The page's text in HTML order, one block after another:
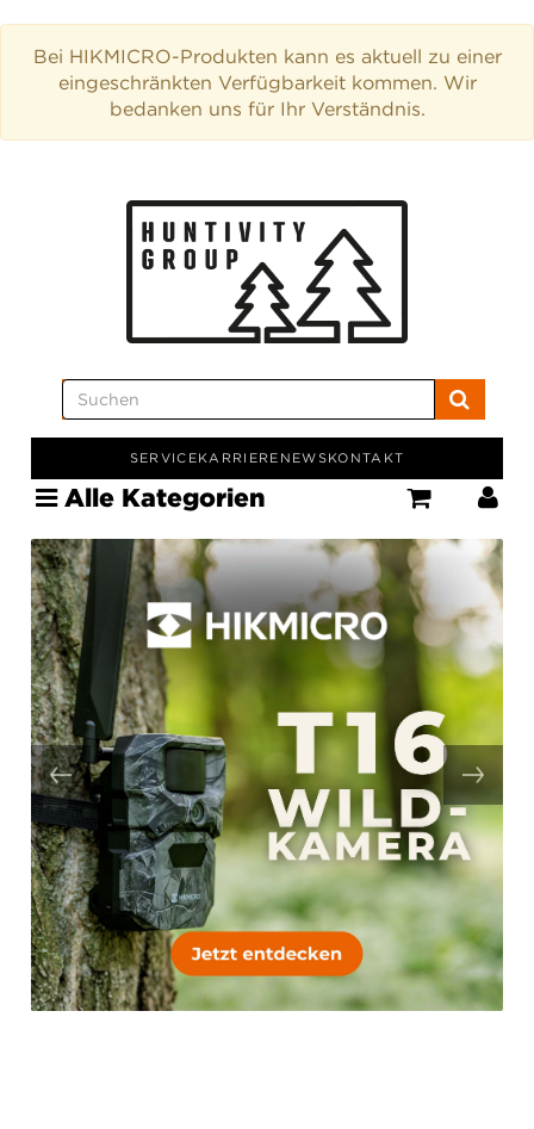
Bei HIKMICRO-Produkten kann es aktuell zu einer
eingeschränkten Verfügbarkeit kommen. Wir
bedanken uns für Ihr Verständnis.
SERVICEKARRIERE NEWSKONTAKT
Alle Kategorien